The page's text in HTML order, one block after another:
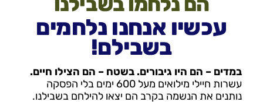
עכשיו אנחנו נלחמים
בשבילם!
במדים – הם היו גיבורים. בשטח – הם הצילו חיים.
עשרות חיילי מילואים מעל 600 ימים בלי הפסקה
נותנים את הנשמה בקרב הם יצאו להילחם בשבילנו.